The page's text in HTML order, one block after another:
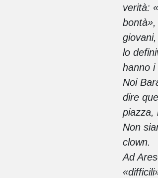
verità:
lo
hanno i
Noi
dire
piazza,
Non
clown.
Ad